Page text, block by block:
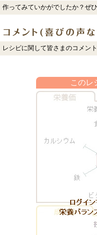
作ってみていかがでしたか？ぜ
レシピに関して皆さまのコメン
このレ